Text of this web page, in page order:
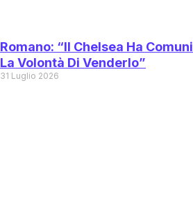
Romano: “Il Chelsea Ha
La Volontà Di Venderlo”
31 Luglio 2026